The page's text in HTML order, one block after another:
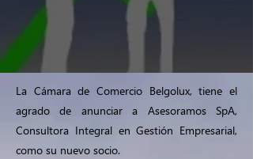
La Cámara de Comercio Belgolux, tiene el
agrado de anunciar a Asesoramos SpA,
Consultora Integral en Gestión Empresarial,
como su nuevo socio.